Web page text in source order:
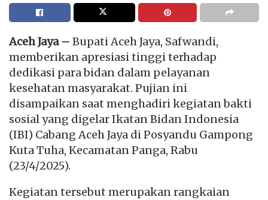
Aceh Jaya – Bupati Aceh Jaya, Safwandi,
memberikan apresiasi tinggi terhadap
dedikasi para bidan dalam pelayanan
kesehatan masyarakat. Pujian ini
disampaikan saat menghadiri kegiatan bakti
sosial yang digelar Ikatan Bidan Indonesia
(IBI) Cabang Aceh Jaya di Posyandu Gampong
Kuta Tuha, Kecamatan Panga, Rabu
(23/4/2025).
Kegiatan tersebut merupakan rangkaian